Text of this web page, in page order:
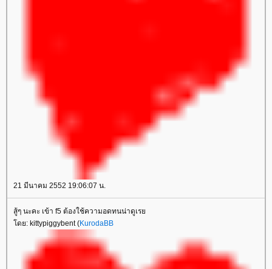
21 มีนาคม 2552 19:06:07 น.
สู้ๆ นะคะ เข้า f5 ต้องใช้ความอดทนน่าดูเร
ดย: kittypiggybent (KurodaBB